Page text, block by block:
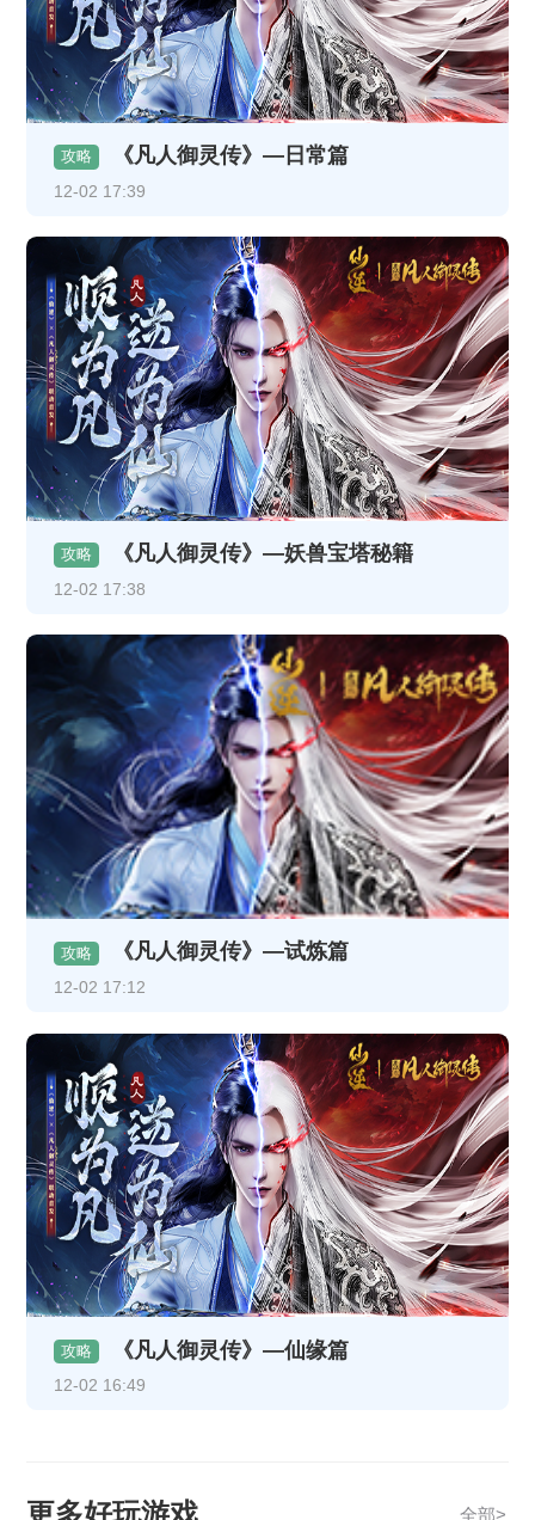
攻略 《凡人御灵传》—日常篇
12-02 17:39
攻略 《凡人御灵传》—妖兽宝塔秘籍
12-02 17:38
攻略 《凡人御灵传》—试炼篇
12-02 17:12
攻略 《凡人御灵传》—仙缘篇
12-02 16:49
全部>